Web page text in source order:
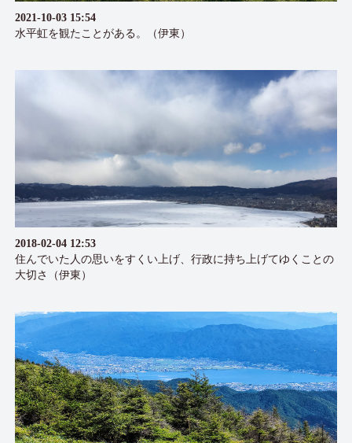
2021-10-03 15:54
水平虹を観たことがある。（伊東）
2018-02-04 12:53
住んでいた人の思いをすくい上げ、行政に持ち上げてゆくことの
大切さ（伊東）